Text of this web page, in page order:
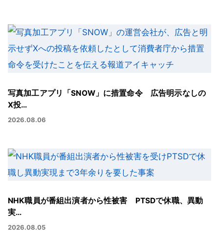
写真加工アプリ「SNOW」に措置命令 広告明示なしの
X投…
2026.08.06
NHK職員が番組出演者から性被害 PTSDで休職、異動
実…
2026.08.05